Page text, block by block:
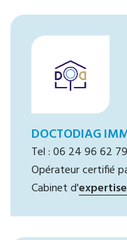
DOCTODIAG
Tel : 06 24 96 62 79
Opérateur certifié
Cabinet d'